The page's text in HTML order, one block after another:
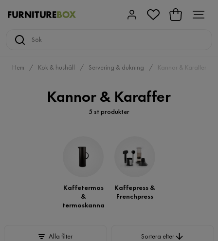
Hem Kök & hushåll Servering & dukning Kannor & Karaffer
Kannor & Karaffer
5 st produkter
Kaffetermos
&
termoskanna
Kaffepress &
Frenchpress
Alla filter Sortera efter